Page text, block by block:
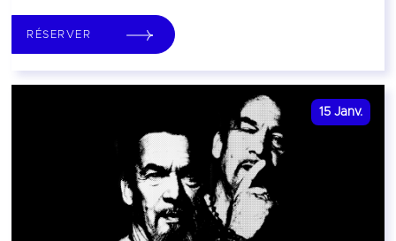
RÉSERVER
15 Janv.